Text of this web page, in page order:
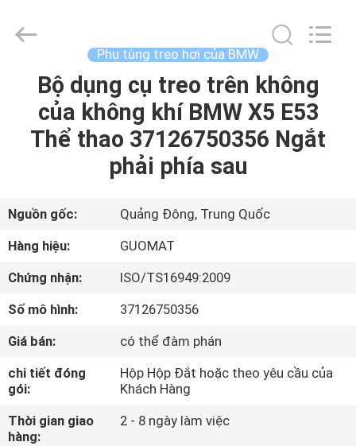
NHÀ
CÁC
VỀ
CHÚNG
THAM
QUAN
NHÀ
MÁY
SPRING
Phụ tùng treo hơi của BMW
Bộ dụng cụ treo trên không
của không khí BMW X5 E53
Thể thao 37126750356 Ngắt
phải phía sau
Nguồn gốc:
Quảng Đông, Trung Quốc
Hàng hiệu:
GUOMAT
Chứng nhận:
ISO/TS16949:2009
Số mô hình:
37126750356
Giá bán:
có thể đàm phán
chi tiết đóng
gói:
Hộp Hộp Đắt hoặc theo yêu cầu của
Khách Hàng
Thời gian giao
hàng:
2 - 8 ngày làm việc